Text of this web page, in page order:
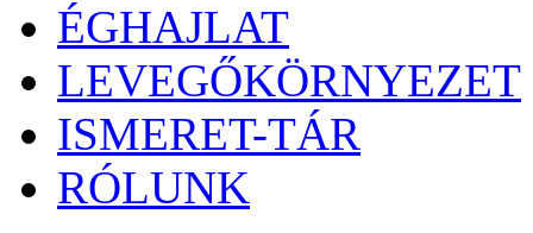
ÉGHAJLAT
LEVEGŐKÖRNYEZET
ISMERET-TÁR
RÓLUNK